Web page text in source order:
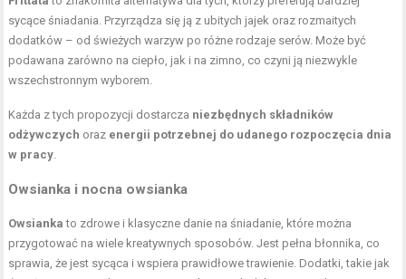
sycące śniadania. Przyrządza się ją z ubitych jajek oraz rozmaitych
dodatków – od świeżych warzyw po różne rodzaje serów. Może być
podawana zarówno na ciepło, jak i na zimno, co czyni ją niezwykle
wszechstronnym wyborem.
Każda z tych propozycji dostarcza niezbędnych składników
odżywczych oraz energii potrzebnej do udanego rozpoczęcia dnia
w pracy.
Owsianka i nocna owsianka
Owsianka to zdrowe i klasyczne danie na śniadanie, które można
przygotować na wiele kreatywnych sposobów. Jest pełna błonnika, co
sprawia, że jest sycąca i wspiera prawidłowe trawienie. Dodatki, takie jak